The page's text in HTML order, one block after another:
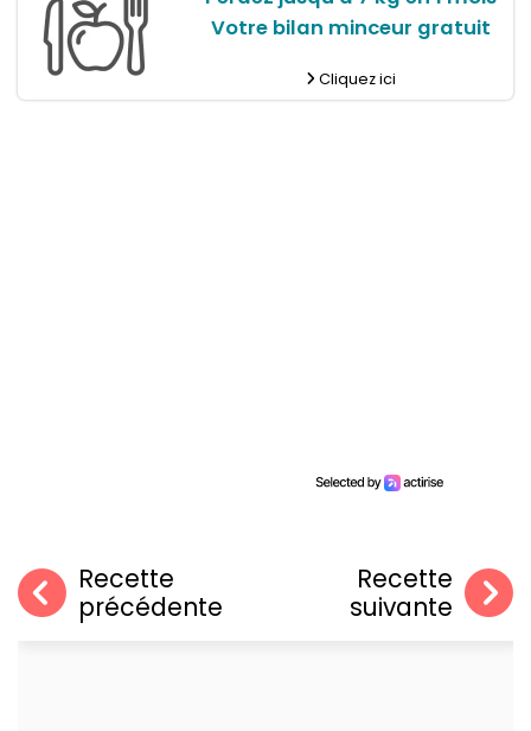
Votre bilan minceur gratuit
Cliquez ici
Recette
précédente
Recette
suivante